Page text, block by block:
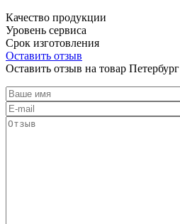
Качество продукции
Уровень сервиса
Срок изготовления
Оставить отзыв
Оставить отзыв на товар Петербург